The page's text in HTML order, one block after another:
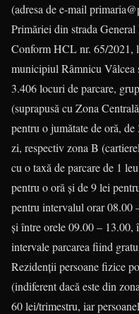
(adresa de e-mail
Primăriei din strada General
Conform HCL nr. 65/2021,
municipiul Râmnicu Vâlcea
3.406 locuri de parcare,
(suprapusă cu Zona
pentru o jumătate de oră,
zi, respectiv zona B
cu o taxă de parcare de 1
pentru o oră şi de 9 lei
pentru intervalul orar 08.00
şi între orele 09.00 – 13.00,
intervale parcarea fiind
Rezidenţii persoane fizice
(indiferent dacă este din
60 lei/trimestru, iar